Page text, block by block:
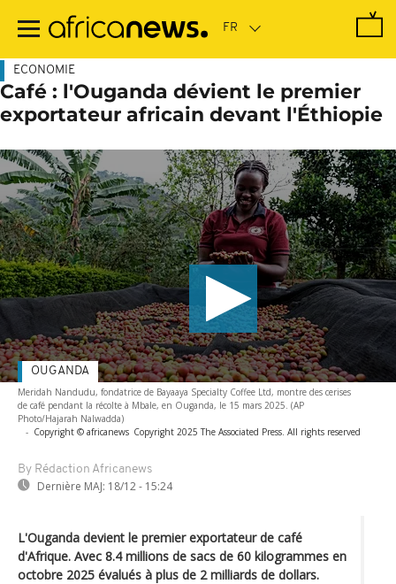
contenu
ECONOMIE
Café : l'Ouganda dévient le premier
exportateur africain devant l'Éthiopie
Meridah Nandudu, fondatrice de Bayaaya Specialty Coffee Ltd, montre des cerises
de café pendant la récolte à Mbale, en Ouganda, le 15 mars 2025. (AP
Photo/Hajarah Nalwadda)
- Copyright © africanews Copyright 2025 The Associated Press. All rights reserved
By Rédaction Africanews
Dernière MAJ: 18/12 - 15:24
OUGANDA
L'Ouganda devient le premier exportateur de café
d'Afrique. Avec 8.4 millions de sacs de 60 kilogrammes en
octobre 2025 évalués à plus de 2 milliards de dollars.